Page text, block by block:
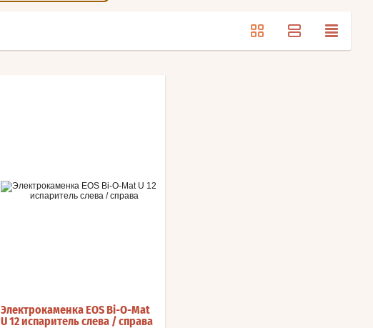
Электрокаменка EOS Bi-O-Mat
U 12 испаритель слева / справа